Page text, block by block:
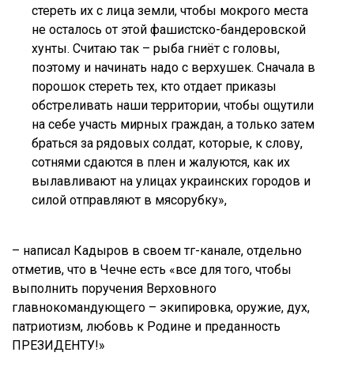
стереть их с лица земли, чтобы мокрого места
не осталось от этой фашистско-бандеровской
хунты. Считаю так – рыба гниёт с головы,
поэтому и начинать надо с верхушек. Сначала в
порошок стереть тех, кто отдает приказы
обстреливать наши территории, чтобы ощутили
на себе участь мирных граждан, а только затем
браться за рядовых солдат, которые, к слову,
сотнями сдаются в плен и жалуются, как их
вылавливают на улицах украинских городов и
силой отправляют в мясорубку»,
– написал Кадыров в своем тг-канале, отдельно
отметив, что в Чечне есть «все для того, чтобы
выполнить поручения Верховного
главнокомандующего – экипировка, оружие, дух,
патриотизм, любовь к Родине и преданность
ПРЕЗИДЕНТУ!»